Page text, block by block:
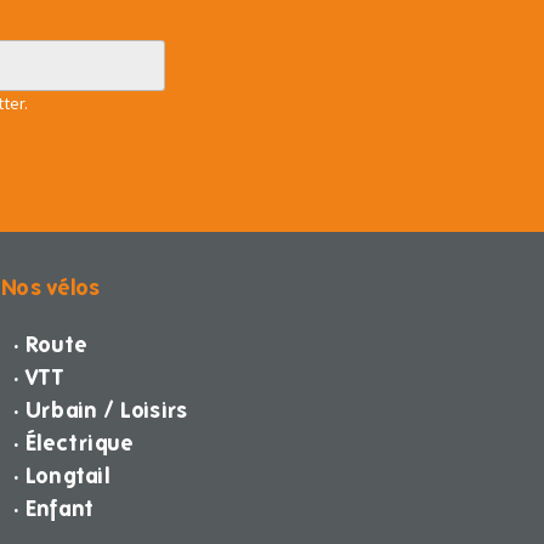
Nos vélos
· Route
· VTT
· Urbain / Loisirs
· Électrique
· Longtail
· Enfant